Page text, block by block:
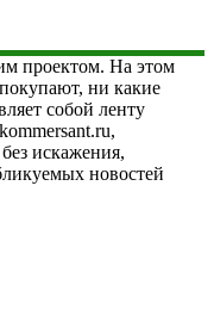
проектом. На этом
ни какие
собой ленту
искажения,
новостей